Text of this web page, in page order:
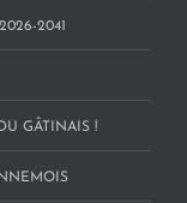
2041
GÂTINAIS !